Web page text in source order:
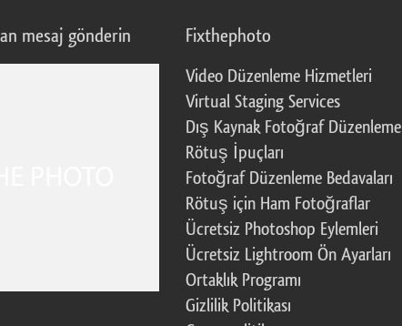
mesaj gönderin Fixthephoto
Video Düzenleme Hizmetleri
Virtual Staging Services
Dış Kaynak Fotoğraf Düzenleme
Rötuş İpuçları
Fotoğraf Düzenleme Bedavaları
Rötuş için Ham Fotoğraflar
Ücretsiz Photoshop Eylemleri
Ücretsiz Lightroom Ön Ayarları
Ortaklık Programı
Gizlilik Politikası